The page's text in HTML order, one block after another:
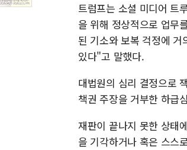
트럼프는 소셜 미디어 트
을 위해 정상적으로 업무
된 기소와 보복 걱정에 거
있다"고 말했다.
대법원의 심리 결정으로
책권 주장을 거부한 하급
재판이 끝나지 못한 상태
을 기각하거나 혹은 스스